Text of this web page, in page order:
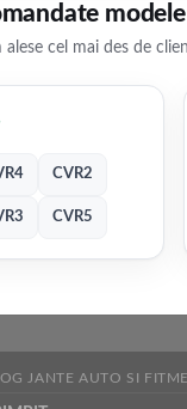
alese cel mai des de
CVR2
CVR5
JANTE AUTO SI